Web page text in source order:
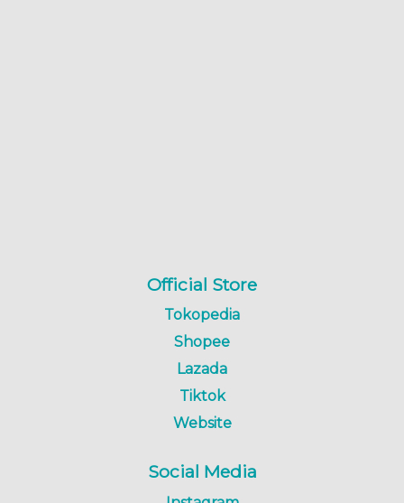
Official Store
Tokopedia
Shopee
Lazada
Tiktok
Website
Social Media